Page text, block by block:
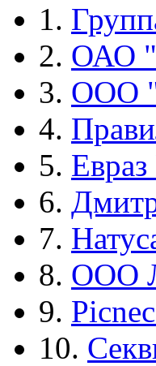
1.
2. ОАО
3. ООО
4.
5.
6.
7.
8. ООО
9.
10.